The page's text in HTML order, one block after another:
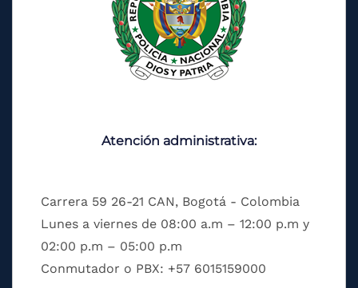
Atención administrativa:
Carrera 59 26-21 CAN, Bogotá - Colombia
Lunes a viernes de 08:00 a.m – 12:00 p.m y
02:00 p.m – 05:00 p.m
Conmutador o PBX: +57 6015159000